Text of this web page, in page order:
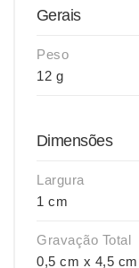
Gerais
Peso
12 g
Dimensões
Largura
1 cm
Gravação Total
0,5 cm x 4,5 cm